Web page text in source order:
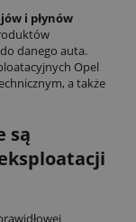
i płynów
danego auta.
Opel
a także
są